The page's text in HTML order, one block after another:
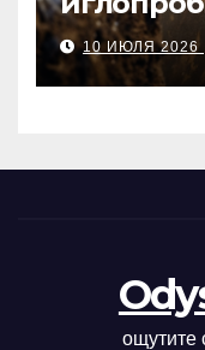
матов
10 ИЮЛЯ 2026
ощутите